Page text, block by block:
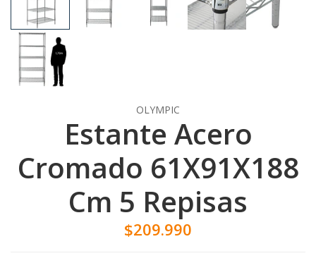
OLYMPIC
Estante Acero
Cromado 61X91X188
Cm 5 Repisas
$209.990